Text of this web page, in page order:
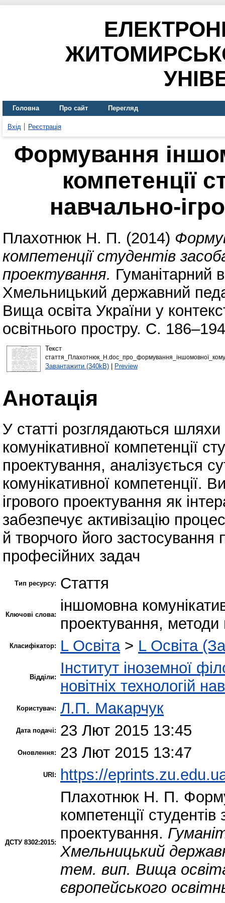
Головна Про сайт Перегляд
Вхід Реєстрація
Формування
компетенції
навчально-
Плахотнюк Н. П. (2014)
компетенції студентів
проектування. Гуманітарний
Хмельницький державний
Вища освіта України у
освітнього простру. С.
Текст
Завантажити (340kB)| Preview
Анотація
У статті розглядаються
комунікативної компетенції
проектування, аналізується
комунікативної компетенції.
ігрового проектування як
забезпечує активізацію
й творчого його застосування
професійних задач
Тип ресурсу: Стаття
Ключові слова:
іншомовна
проектування, методи
Класифікатор: L Освіта> L Освіта
Відділи:
Інститут іноземної
новітніх технологій
Користувач: Л.П. Макарчук
Дата подачі: 23 Лют 2015 13:45
Оновлення: 23 Лют 2015 13:47
URI: https://
ДСТУ 8302:2015:
Плахотнюк Н. П.
компетенції
проектування.
Хмельницький
тем. вип. Вища освіта
європейського